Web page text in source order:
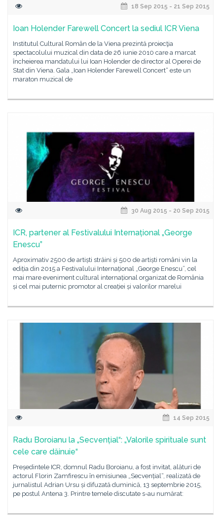
18 Sep 2015 - 21 Sep 2015
Ioan Holender Farewell Concert la sediul ICR Viena
Institutul Cultural Român de la Viena prezintă proiecţia
spectacolului muzical din data de 26 iunie 2010 care a marcat
încheierea mandatului lui Ioan Holender de director al Operei de
Stat din Viena. Gala „Ioan Holender Farewell Concert“ este un
maraton muzical de
30 Aug 2015 - 20 Sep 2015
ICR, partener al Festivalului Internațional „George
Enescu”
Aproximativ 2500 de artiști străini și 500 de artiști români vin la
ediția din 2015 a Festivalului Internațional „George Enescu”, cel
mai mare eveniment cultural internațional organizat de România
și cel mai puternic promotor al creației și valorilor marelui
14 Sep 2015
Radu Boroianu la „Secvențial“: „Valorile spirituale sunt
cele care dăinuie“
Președintele ICR, domnul Radu Boroianu, a fost invitat, alături de
actorul Florin Zamfirescu în emisiunea „Secvențial“, realizată de
jurnalistul Adrian Ursu și difuzată duminică, 13 septembrie 2015,
pe postul Antena 3. Printre temele discutate s-au numărat: